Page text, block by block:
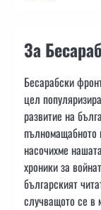
За
Бесарабски
цел
развитие на
пълномащабното
насочихме
хроники за
българският
случващото се в